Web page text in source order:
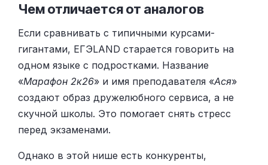
Чем отличается от аналогов
Если сравнивать с типичными курсами-
гигантами, ЕГЭLAND старается говорить на
одном языке с подростками. Название
«Марафон 2к26» и имя преподавателя «Ася»
создают образ дружелюбного сервиса, а не
скучной школы. Это помогает снять стресс
перед экзаменами.
Однако в этой нише есть конкуренты,